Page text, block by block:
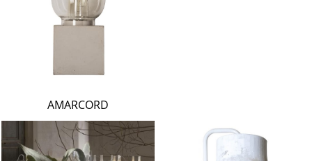
AMARCORD